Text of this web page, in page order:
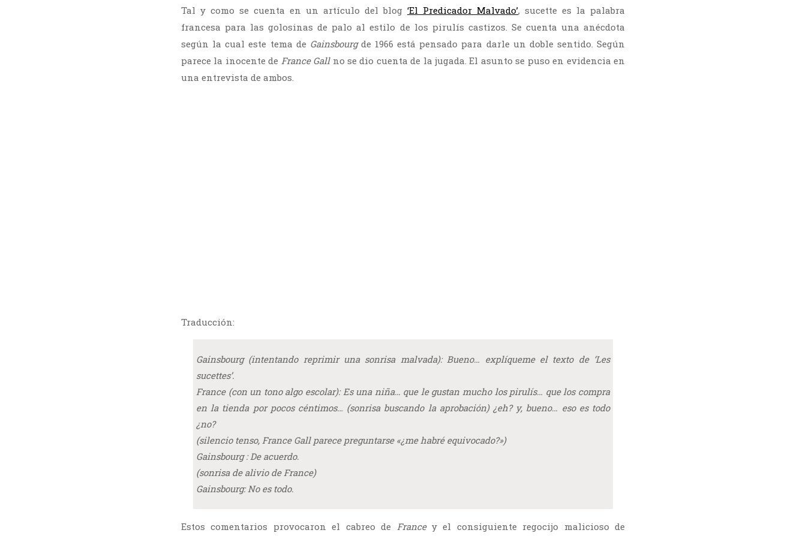
Tal y como se cuenta en un artículo del blog ‘El Predicador Malvado’, sucette es la palabra
francesa para las golosinas de palo al estilo de los pirulís castizos. Se cuenta una anécdota
según la cual este tema de Gainsbourgde 1966 está pensado para darle un doble sentido. Según
parece la inocente de France Gallno se dio cuenta de la jugada. El asunto se puso en evidencia en
una entrevista de ambos.
Traducción:
Gainsbourg(intentando reprimir una sonrisa malvada): Bueno… explíqueme el texto de ‘Les
sucettes’.
France(con un tono algo escolar): Es una niña… que le gustan mucho los pirulís… que los compra
en la tienda por pocos céntimos… (sonrisa buscando la aprobación) ¿eh? y, bueno… eso es todo
¿no?
(silencio tenso, France Gallparece preguntarse «¿me habré equivocado?»)
Gainsbourg: De acuerdo.
(sonrisa de alivio de France)
Gainsbourg: No es todo.
Estos comentarios provocaron el cabreo de Francey el consiguiente regocijo malicioso de